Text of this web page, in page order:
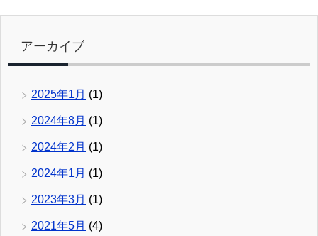
アーカイブ
2025年1月 (1)
2024年8月 (1)
2024年2月 (1)
2024年1月 (1)
2023年3月 (1)
2021年5月 (4)